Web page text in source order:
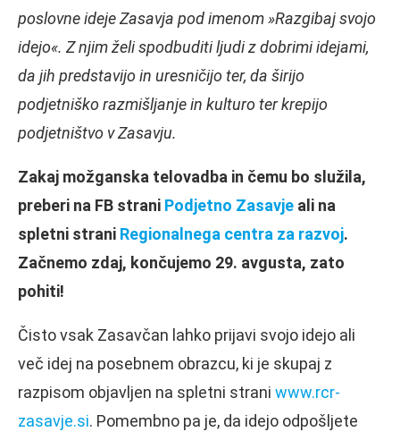
poslovne ideje Zasavja pod imenom »Razgibaj svojo
idejo«. Z njim želi spodbuditi ljudi z dobrimi idejami,
da jih predstavijo in uresničijo ter, da širijo
podjetniško razmišljanje in kulturo ter krepijo
podjetništvo v Zasavju.
Zakaj možganska telovadba in čemu bo služila,
preberi na FB strani Podjetno Zasavje ali na
spletni strani Regionalnega centra za razvoj.
Začnemo zdaj, končujemo 29. avgusta, zato
pohiti!
Čisto vsak Zasavčan lahko prijavi svojo idejo ali
več idej na posebnem obrazcu, ki je skupaj z
razpisom objavljen na spletni strani www.rcr-
zasavje.si. Pomembno pa je, da idejo odpošljete